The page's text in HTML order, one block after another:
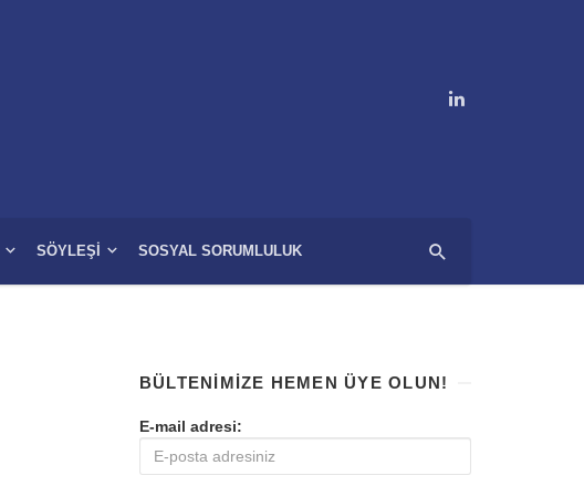
SÖYLEŞI SOSYAL SORUMLULUK
BÜLTENIMIZE HEMEN ÜYE OLUN!
E-mail adresi: